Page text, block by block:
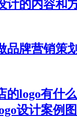
计的内容和
品牌营销策
的logo有什
设计案例